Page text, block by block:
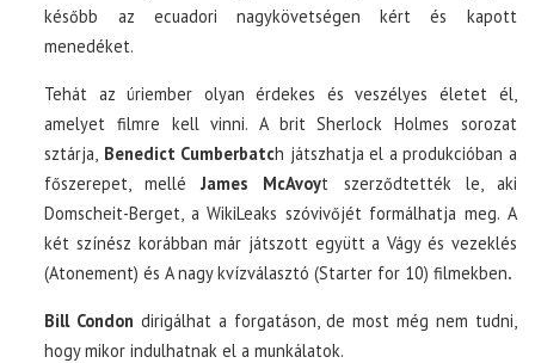
később az ecuadori nagykövetségen kért és kapott
menedéket.
Tehát az úriember olyan érdekes és veszélyes életet él,
amelyet filmre kell vinni. A brit Sherlock Holmes sorozat
sztárja, Benedict Cumberbatch játszhatja el a produkcióban a
főszerepet, mellé James McAvoyt szerződtették le, aki
Domscheit-Berget, a WikiLeaks szóvivőjét formálhatja meg. A
két színész korábban már játszott együtt a Vágy és vezeklés
(Atonement) és A nagy kvízválasztó (Starter for 10) filmekben.
Bill Condon dirigálhat a forgatáson, de most még nem tudni,
hogy mikor indulhatnak el a munkálatok.